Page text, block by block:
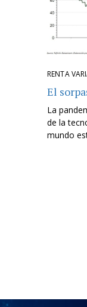
RENTA
El
La
de la
mundo